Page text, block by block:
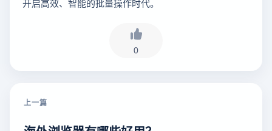
开启高效、智能的批量操作时代。
0
上一篇